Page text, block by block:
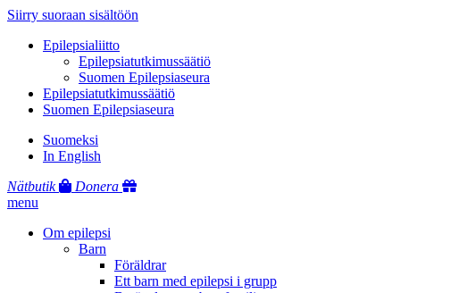
Siirry suoraan sisältöön
Epilepsialiitto
Epilepsiatutkimussäätiö
Suomen Epilepsiaseura
Epilepsiatutkimussäätiö
Suomen Epilepsiaseura
Suomeksi
In English
Nätbutik
Donera
menu
Om epilepsi
Barn
Föräldrar
Ett barn med epilepsi i grupp